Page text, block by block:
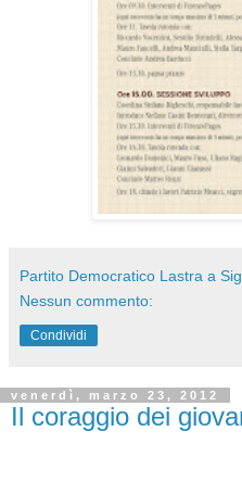
Partito Democratico Lastra a
Nessun commento:
Condividi
venerdì, marzo 23, 2012
Il coraggio dei